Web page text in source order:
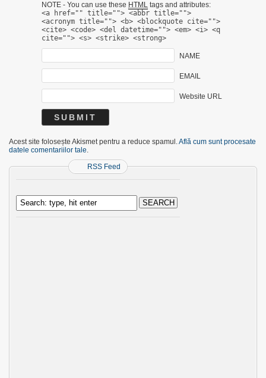
NOTE - You can use these HTML tags and attributes:
<a href="" title=""> <abbr title="">
<acronym title=""> <b> <blockquote cite="">
<cite> <code> <del datetime=""> <em> <i> <q
cite=""> <s> <strike> <strong>
NAME
EMAIL
Website URL
Acest site folosește Akismet pentru a reduce spamul.Află cum sunt procesate
datele comentariilor tale.
RSS Feed